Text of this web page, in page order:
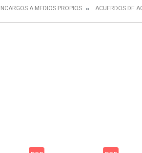
A MEDIOS PROPIOS
ACUERDOS DE